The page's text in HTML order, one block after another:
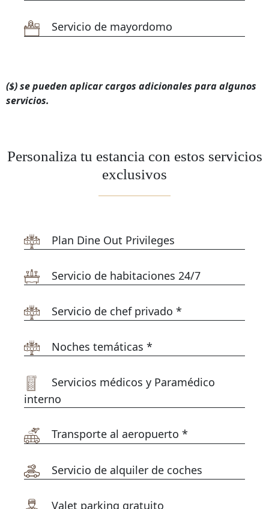
Servicio de mayordomo
($) se pueden aplicar cargos adicionales para algunos
servicios.
Personaliza tu estancia con estos servicios
exclusivos
Plan Dine Out Privileges
Servicio de habitaciones 24/7
Servicio de chef privado *
Noches temáticas *
Servicios médicos y Paramédico
interno
Transporte al aeropuerto *
Servicio de alquiler de coches
Valet parking gratuito